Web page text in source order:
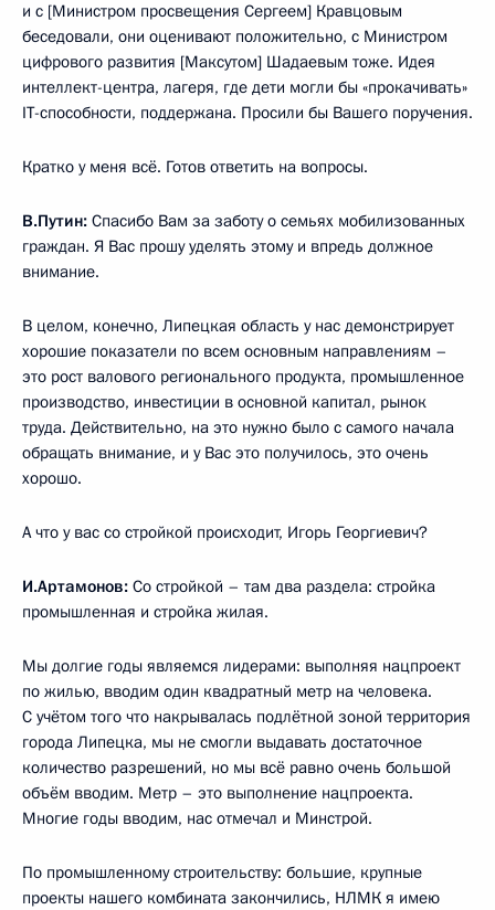
и с [Министром просвещения Сергеем] Кравцовым
беседовали, они оценивают положительно, с Министром
цифрового развития [Максутом] Шадаевым тоже. Идея
интеллект-центра, лагеря, где дети могли бы «прокачивать»
IT-способности, поддержана. Просили бы Вашего поручения.
Кратко у меня всё. Готов ответить на вопросы.
В.Путин: Спасибо Вам за заботу о семьях мобилизованных
граждан. Я Вас прошу уделять этому и впредь должное
внимание.
В целом, конечно, Липецкая область у нас демонстрирует
хорошие показатели по всем основным направлениям –
это рост валового регионального продукта, промышленное
производство, инвестиции в основной капитал, рынок
труда. Действительно, на это нужно было с самого начала
обращать внимание, и у Вас это получилось, это очень
хорошо.
А что у вас со стройкой происходит, Игорь Георгиевич?
И.Артамонов: Со стройкой – там два раздела: стройка
промышленная и стройка жилая.
Мы долгие годы являемся лидерами: выполняя нацпроект
по жилью, вводим один квадратный метр на человека.
С учётом того что накрывалась подлётной зоной территория
города Липецка, мы не смогли выдавать достаточное
количество разрешений, но мы всё равно очень большой
объём вводим. Метр – это выполнение нацпроекта.
Многие годы вводим, нас отмечал и Минстрой.
По промышленному строительству: большие, крупные
проекты нашего комбината закончились, НЛМК я имею